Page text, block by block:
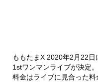
ももたまX 2020年2月22日
1stワンマンライブが決定。
料金はライブに見合った料